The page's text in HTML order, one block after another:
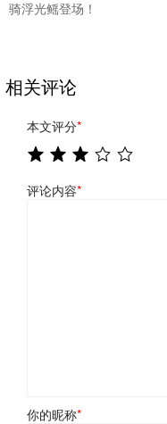
骑浮光鳐登场！
相关评论
本文评分*
评论内容*
你的昵称*